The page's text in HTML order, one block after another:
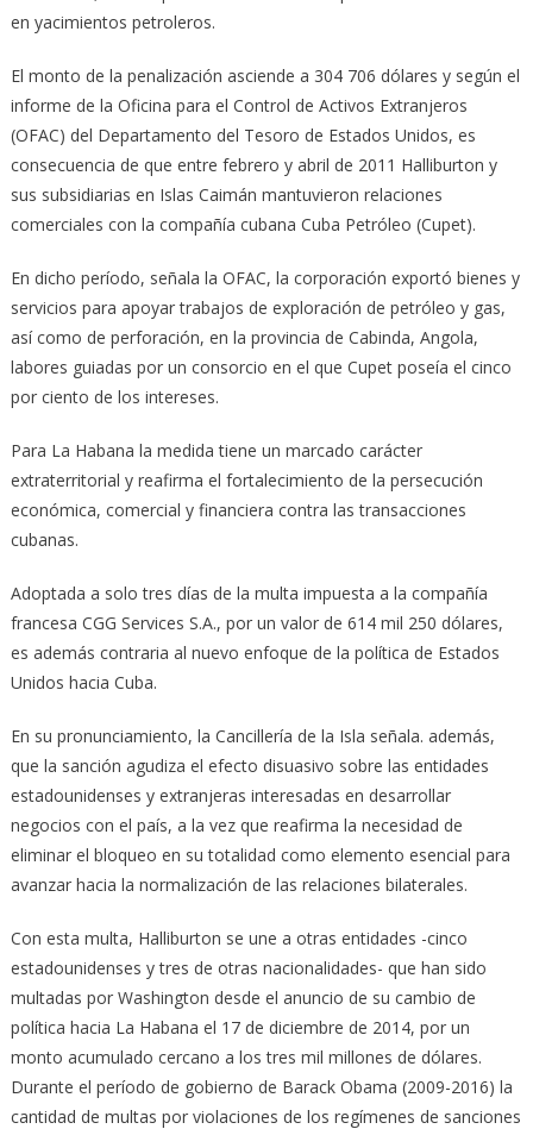
en yacimientos petroleros.
El monto de la penalización asciende a 304 706 dólares y según el
informe de la Oficina para el Control de Activos Extranjeros
(OFAC) del Departamento del Tesoro de Estados Unidos, es
consecuencia de que entre febrero y abril de 2011 Halliburton y
sus subsidiarias en Islas Caimán mantuvieron relaciones
comerciales con la compañía cubana Cuba Petróleo (Cupet).
En dicho período, señala la OFAC, la corporación exportó bienes y
servicios para apoyar trabajos de exploración de petróleo y gas,
así como de perforación, en la provincia de Cabinda, Angola,
labores guiadas por un consorcio en el que Cupet poseía el cinco
por ciento de los intereses.
Para La Habana la medida tiene un marcado carácter
extraterritorial y reafirma el fortalecimiento de la persecución
económica, comercial y financiera contra las transacciones
cubanas.
Adoptada a solo tres días de la multa impuesta a la compañía
francesa CGG Services S.A., por un valor de 614 mil 250 dólares,
es además contraria al nuevo enfoque de la política de Estados
Unidos hacia Cuba.
En su pronunciamiento, la Cancillería de la Isla señala. además,
que la sanción agudiza el efecto disuasivo sobre las entidades
estadounidenses y extranjeras interesadas en desarrollar
negocios con el país, a la vez que reafirma la necesidad de
eliminar el bloqueo en su totalidad como elemento esencial para
avanzar hacia la normalización de las relaciones bilaterales.
Con esta multa, Halliburton se une a otras entidades -cinco
estadounidenses y tres de otras nacionalidades- que han sido
multadas por Washington desde el anuncio de su cambio de
política hacia La Habana el 17 de diciembre de 2014, por un
monto acumulado cercano a los tres mil millones de dólares.
Durante el período de gobierno de Barack Obama (2009-2016) la
cantidad de multas por violaciones de los regímenes de sanciones